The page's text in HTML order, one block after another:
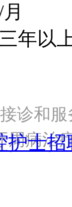
年以
诊和
周病
护士招